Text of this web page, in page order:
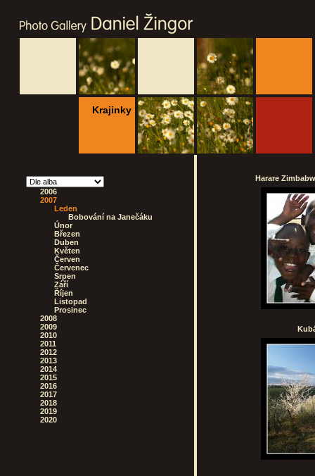
Krajinky
2006
2007
Leden
Bobování na Janečáku
Únor
Březen
Duben
Květen
Červen
Červenec
Srpen
Září
Říjen
Listopad
Prosinec
2008
2009
2010
2011
2012
2013
2014
2015
2016
2017
2018
2019
2020
Harare